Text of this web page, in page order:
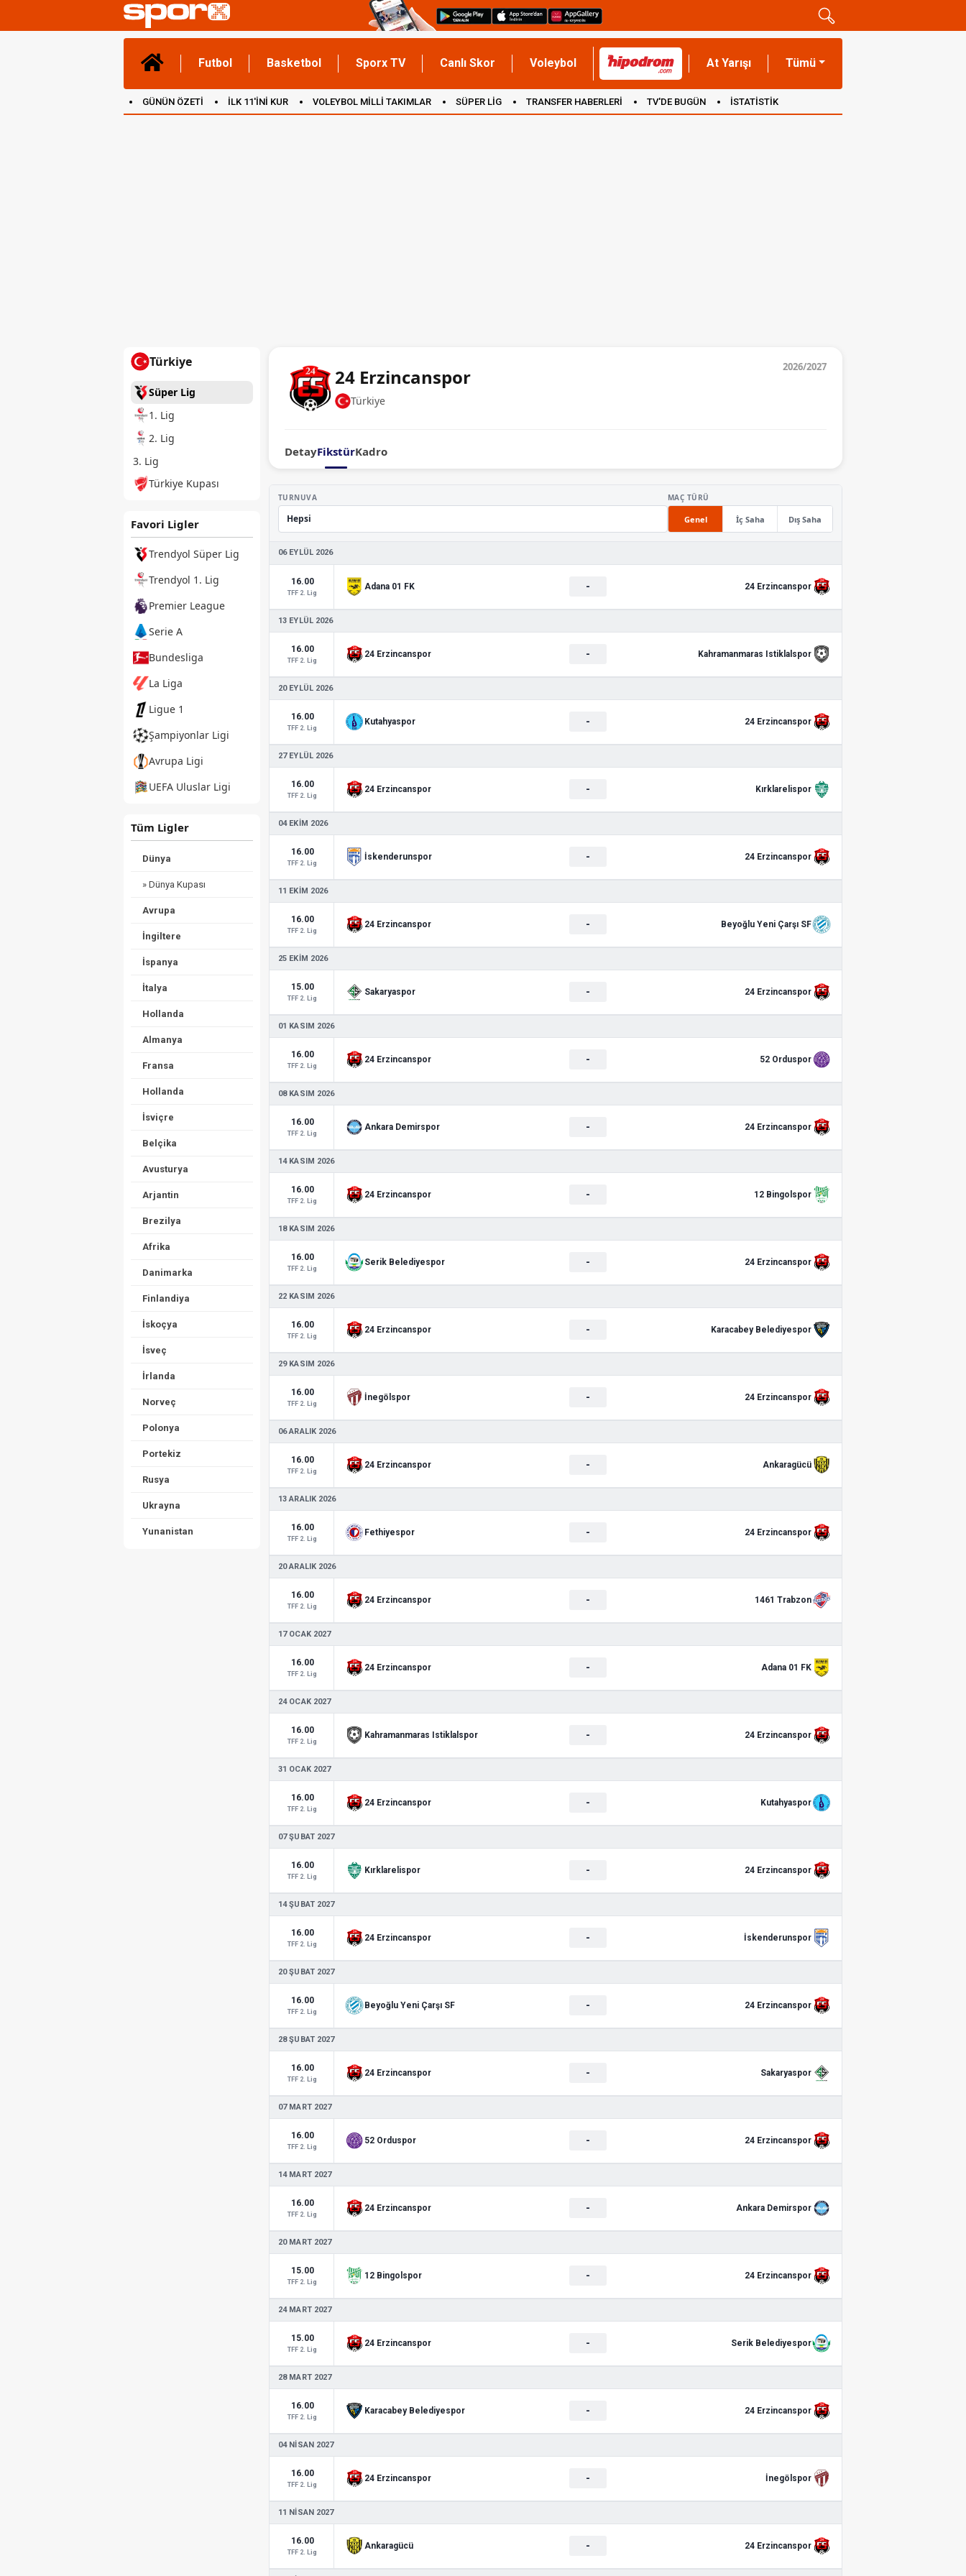
Futbol Basketbol Sporx TV Canlı Skor Voleybol At Yarışı Tümü
GÜNÜN ÖZETİ İLK 11'İNİ KUR VOLEYBOL MİLLİ TAKIMLAR SÜPER LİG TRANSFER HABERLERİ TV'DE BUGÜN İSTATİSTİK
Türkiye
Süper Lig
1. Lig
2. Lig
3. Lig
Türkiye Kupası
Favori Ligler
Trendyol Süper Lig
Trendyol 1. Lig
Premier League
Serie A
Bundesliga
La Liga
Ligue 1
Şampiyonlar Ligi
Avrupa Ligi
UEFA Uluslar Ligi
Tüm Ligler
Dünya
» Dünya Kupası
Avrupa
İngiltere
İspanya
İtalya
Hollanda
Almanya
Fransa
Hollanda
İsviçre
Belçika
Avusturya
Arjantin
Brezilya
Afrika
Danimarka
Finlandiya
İskoçya
İsveç
İrlanda
Norveç
Polonya
Portekiz
Rusya
Ukrayna
Yunanistan
2026/2027
24 Erzincanspor
Türkiye
DetayFikstürKadro
TURNUVA MAÇ TÜRÜ
Genel İç Saha Dış Saha
06 EYLÜL 2026
16.00
TFF 2. Lig
Adana 01 FK - 24 Erzincanspor
13 EYLÜL 2026
16.00
TFF 2. Lig
24 Erzincanspor - Kahramanmaras Istiklalspor
20 EYLÜL 2026
16.00
TFF 2. Lig
Kutahyaspor - 24 Erzincanspor
27 EYLÜL 2026
16.00
TFF 2. Lig
24 Erzincanspor - Kırklarelispor
04 EKIM 2026
16.00
TFF 2. Lig
İskenderunspor - 24 Erzincanspor
11 EKIM 2026
16.00
TFF 2. Lig
24 Erzincanspor - Beyoğlu Yeni Çarşı SF
25 EKIM 2026
15.00
TFF 2. Lig
Sakaryaspor - 24 Erzincanspor
01 KASIM 2026
16.00
TFF 2. Lig
24 Erzincanspor - 52 Orduspor
08 KASIM 2026
16.00
TFF 2. Lig
Ankara Demirspor - 24 Erzincanspor
14 KASIM 2026
16.00
TFF 2. Lig
24 Erzincanspor - 12 Bingolspor
18 KASIM 2026
16.00
TFF 2. Lig
Serik Belediyespor - 24 Erzincanspor
22 KASIM 2026
16.00
TFF 2. Lig
24 Erzincanspor - Karacabey Belediyespor
29 KASIM 2026
16.00
TFF 2. Lig
İnegölspor - 24 Erzincanspor
06 ARALIK 2026
16.00
TFF 2. Lig
24 Erzincanspor - Ankaragücü
13 ARALIK 2026
16.00
TFF 2. Lig
Fethiyespor - 24 Erzincanspor
20 ARALIK 2026
16.00
TFF 2. Lig
24 Erzincanspor - 1461 Trabzon
17 OCAK 2027
16.00
TFF 2. Lig
24 Erzincanspor - Adana 01 FK
24 OCAK 2027
16.00
TFF 2. Lig
Kahramanmaras Istiklalspor - 24 Erzincanspor
31 OCAK 2027
16.00
TFF 2. Lig
24 Erzincanspor - Kutahyaspor
07 ŞUBAT 2027
16.00
TFF 2. Lig
Kırklarelispor - 24 Erzincanspor
14 ŞUBAT 2027
16.00
TFF 2. Lig
24 Erzincanspor - İskenderunspor
20 ŞUBAT 2027
16.00
TFF 2. Lig
Beyoğlu Yeni Çarşı SF - 24 Erzincanspor
28 ŞUBAT 2027
16.00
TFF 2. Lig
24 Erzincanspor - Sakaryaspor
07 MART 2027
16.00
TFF 2. Lig
52 Orduspor - 24 Erzincanspor
14 MART 2027
16.00
TFF 2. Lig
24 Erzincanspor - Ankara Demirspor
20 MART 2027
15.00
TFF 2. Lig
12 Bingolspor - 24 Erzincanspor
24 MART 2027
15.00
TFF 2. Lig
24 Erzincanspor - Serik Belediyespor
28 MART 2027
16.00
TFF 2. Lig
Karacabey Belediyespor - 24 Erzincanspor
04 NISAN 2027
16.00
TFF 2. Lig
24 Erzincanspor - İnegölspor
11 NISAN 2027
16.00
TFF 2. Lig
Ankaragücü - 24 Erzincanspor